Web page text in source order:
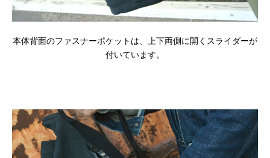
本体背面のファスナーポケットは、上下両側に開くスライダーが
付いています。